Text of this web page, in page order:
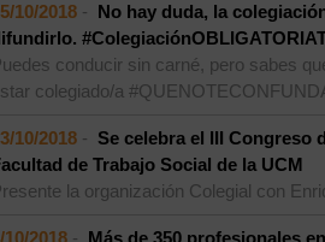
10/2018 - No hay duda, la
conducir sin carné, pero sabes
colegiado/a
10/2018 - Se celebra el III Congreso
de Trabajo Social de la UCM
la organización Colegial con
10/2018 - Más de 350 profesionales